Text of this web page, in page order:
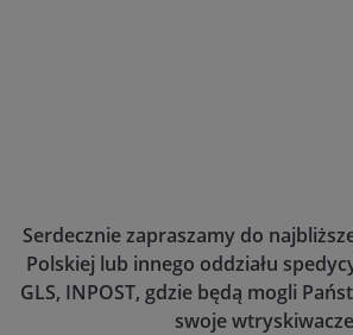
Serdecznie zapraszamy do
Polskiej lub innego oddziału
GLS, INPOST, gdzie będą mogli
swoje